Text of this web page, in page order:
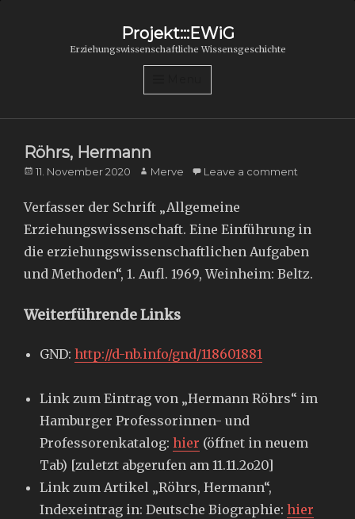
Projekt:::EWiG
Erziehungswissenschaftliche Wissensgeschichte
Röhrs, Hermann
Posted
11. November 2020 Author
Merve Leave a comment
Verfasser der Schrift „Allgemeine
Erziehungswissenschaft. Eine Einführung in
die erziehungswissenschaftlichen Aufgaben
und Methoden“, 1. Aufl. 1969, Weinheim: Beltz.
Weiterführende Links
GND: http://d-nb.info/gnd/118601881
Link zum Eintrag von „Hermann Röhrs“ im
Hamburger Professorinnen- und
Professorenkatalog: hier (öffnet in neuem
Tab) [zuletzt abgerufen am 11.11.2o20]
Link zum Artikel „Röhrs, Hermann“,
Indexeintrag in: Deutsche Biographie: hier